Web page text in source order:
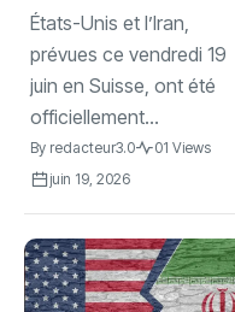
États-Unis et l’Iran,
prévues ce vendredi 19
juin en Suisse, ont été
officiellement...
By redacteur3.0
01 Views
juin 19, 2026